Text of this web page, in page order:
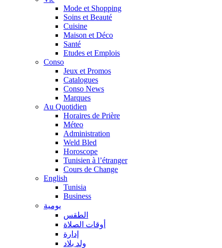
Mode et Shopping
Soins et Beauté
Cuisine
Maison et Déco
Santé
Etudes et Emplois
Conso
Jeux et Promos
Catalogues
Conso News
Marques
Au Quotidien
Horaires de Prière
Méteo
Administration
Weld Bled
Horoscope
Tunisien à l’étranger
Cours de Change
English
Tunisia
Business
يومية
الطقس
أوقات الصلاة
إدارة
ولد بلاد